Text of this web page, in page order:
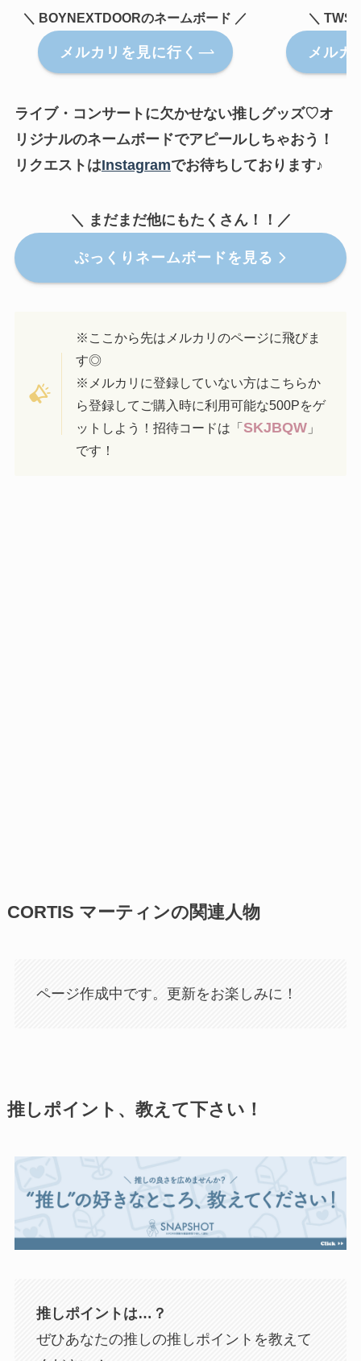
＼ BOYNEXTDOORのネームボード ／
メルカリを見に行く
＼ TWS
メルカ
ライブ・コンサートに欠かせない推しグッズ♡オ
リジナルのネームボードでアピールしちゃおう！
リクエストはInstagramでお待ちしております♪
＼ まだまだ他にもたくさん！！／
ぷっくりネームボードを見る
※ここから先はメルカリのページに飛びま
す◎
※メルカリに登録していない方はこちらか
ら登録してご購入時に利用可能な500Pをゲ
ットしよう！招待コードは「SKJBQW 」
です！
CORTIS マーティンの関連人物
ページ作成中です。更新をお楽しみに！
推しポイント、教えて下さい！
推しポイントは…？
ぜひあなたの推しの推しポイントを教えて